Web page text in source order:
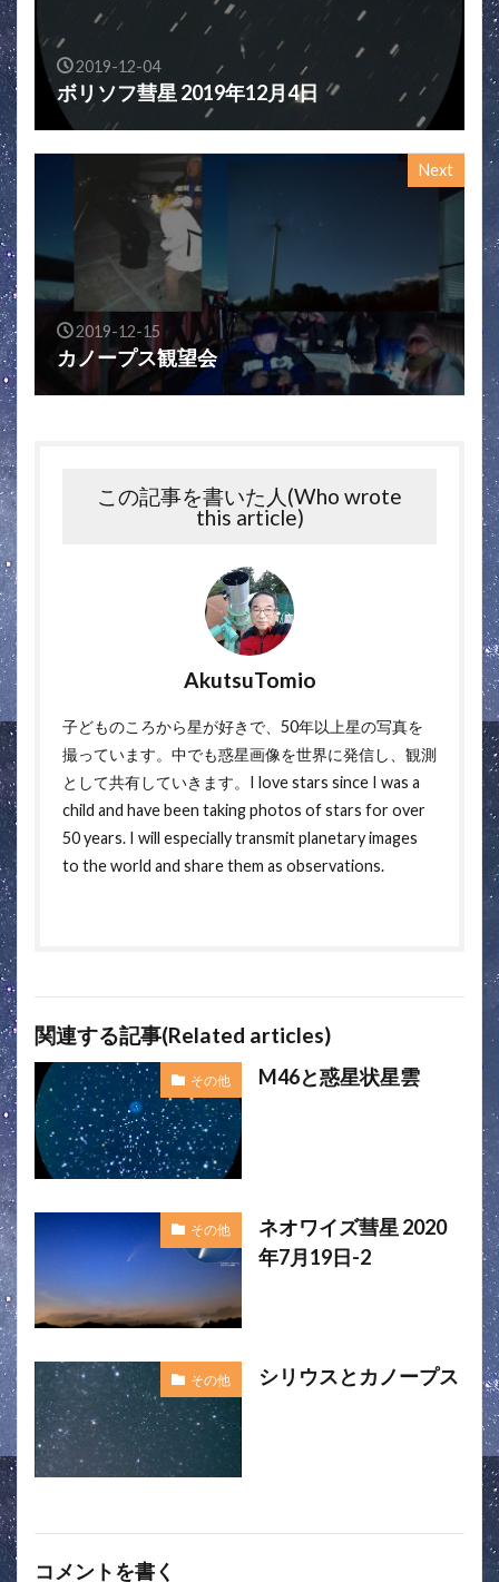
2019-12-04
ボリソフ彗星 2019年12月4日
Next
2019-12-15
カノープス観望会
この記事を書いた人(Who wrote
this article)
AkutsuTomio
子どものころから星が好きで、50年以上星の写真を
撮っています。中でも惑星画像を世界に発信し、観測
として共有していきます。I love stars since I was a
child and have been taking photos of stars for over
50 years. I will especially transmit planetary images
to the world and share them as observations.
関連する記事(Related articles)
その他 M46と惑星状星雲
その他
ネオワイズ彗星 2020
年7月19日-2
その他 シリウスとカノープス
コメントを書く